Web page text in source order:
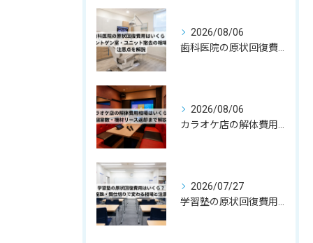
2026/08/06
2026/08/06
2026/07/27